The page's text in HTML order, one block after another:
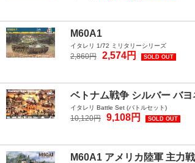
M60A1
イタレリ 1/72 ミリタリーシリーズ
2,860円 2,574円 SOLD OUT
ベトナム戦争 シルバー バ
イタレリ Battle Set (バトルセット)
10,120円 9,108円 SOLD OUT
M60A1 アメリカ陸軍 主力